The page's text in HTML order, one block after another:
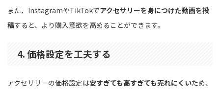
また、InstagramやTikTokでアクセサリーを身につけた動画を投
稿すると、より購入意欲を高めることができます。
4. 価格設定を工夫する
アクセサリーの価格設定は安すぎても高すぎても売れにくいため、